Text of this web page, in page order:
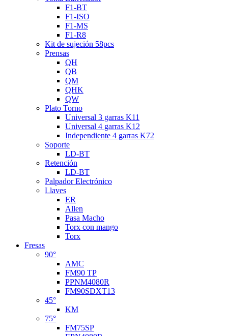
F1-BT
F1-ISO
F1-MS
F1-R8
Kit de sujeción 58pcs
Prensas
QH
QB
QM
QHK
QW
Plato Torno
Universal 3 garras K11
Universal 4 garras K12
Independiente 4 garras K72
Soporte
LD-BT
Retención
LD-BT
Palpador Electrónico
Llaves
ER
Allen
Pasa Macho
Torx con mango
Torx
Fresas
90°
AMC
FM90 TP
PPNM4080R
FM90SDXT13
45°
KM
75°
FM75SP